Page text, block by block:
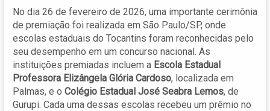
No dia 26 de fevereiro de 2026, uma importante cerimônia
de premiação foi realizada em São Paulo/SP, onde
escolas estaduais do Tocantins foram reconhecidas pelo
seu desempenho em um concurso nacional. As
instituições premiadas incluem a Escola Estadual
Professora Elizângela Glória Cardoso, localizada em
Palmas, e o Colégio Estadual José Seabra Lemos, de
Gurupi. Cada uma dessas escolas recebeu um prêmio no